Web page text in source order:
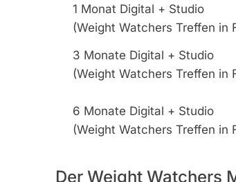
1 Monat Digital + Studio
(Weight Watchers Treffen in
3 Monate Digital + Studio
(Weight Watchers Treffen in
6 Monate Digital + Studio
(Weight Watchers Treffen in
Der Weight Watchers